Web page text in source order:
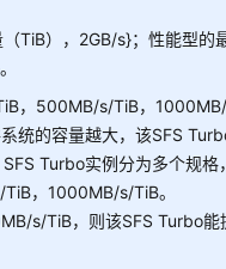
TiB），2GB/s}；性能型的
，500MB/s/TiB，
统的容量越大，该SFS
Turbo实例分为多个规格
，1000MB/s/TiB。
s/TiB，则该SFS Turbo